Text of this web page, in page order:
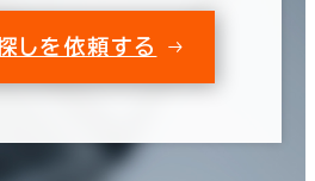
しを依頼する